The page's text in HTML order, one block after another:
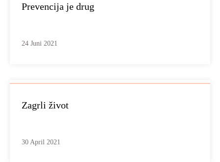
Prevencija je drug
24 Juni 2021
Zagrli život
30 April 2021